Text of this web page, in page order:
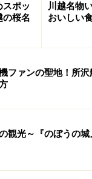
ースよりは紅茶や
。
い外観と食感をもつ
、プレミアゼ
スポッ
の桜名
川越名物
おいしい
ファンの聖地！所
観光～『のぼうの